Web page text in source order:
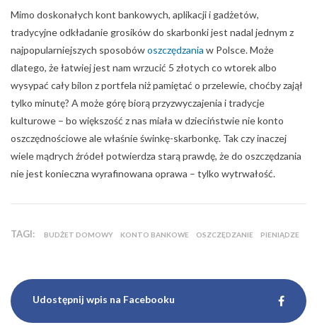
Mimo doskonałych kont bankowych, aplikacji i gadżetów,
tradycyjne odkładanie grosików do skarbonki jest nadal jednym z
najpopularniejszych sposobówoszczędzania w Polsce. Może
dlatego, że łatwiej jest nam wrzucić 5 złotych co wtorek albo
wysypać cały bilon z portfela niż pamiętać o przelewie, choćby zajął
tylko minutę? A może górę biorą przyzwyczajenia i tradycje
kulturowe – bo większość z nas miała w dzieciństwie nie konto
oszczędnościowe ale właśnie świnkę-skarbonkę. Tak czy inaczej
wiele mądrych źródeł potwierdza starą prawdę, że do oszczędzania
nie jest konieczna wyrafinowana oprawa – tylko wytrwałość.
TAGI: BUDŻET DOMOWY KONTO BANKOWE OSZCZĘDZANIE PIENIĄDZE
Udostępnij wpis na Facebooku